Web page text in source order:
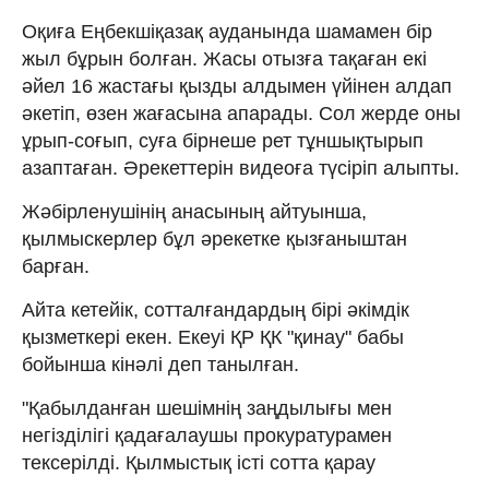
Оқиға Еңбекшіқазақ ауданында шамамен бір
жыл бұрын болған. Жасы отызға тақаған екі
әйел 16 жастағы қызды алдымен үйінен алдап
әкетіп, өзен жағасына апарады. Сол жерде оны
ұрып-соғып, суға бірнеше рет тұншықтырып
азаптаған. Әрекеттерін видеоға түсіріп алыпты.
Жәбірленушінің анасының айтуынша,
қылмыскерлер бұл әрекетке қызғаныштан
барған.
Айта кетейік, сотталғандардың бірі әкімдік
қызметкері екен. Екеуі ҚР ҚК "қинау" бабы
бойынша кінәлі деп танылған.
"Қабылданған шешімнің заңдылығы мен
негізділігі қадағалаушы прокуратурамен
тексерілді. Қылмыстық істі сотта қарау